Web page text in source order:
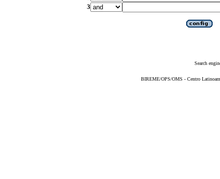
3
Search
BIREME/OPS/OMS - Centro